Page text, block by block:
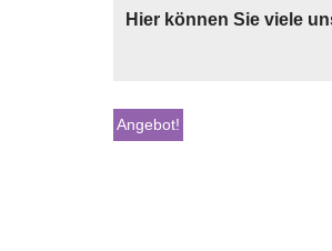
Hier können Sie viele
Angebot!